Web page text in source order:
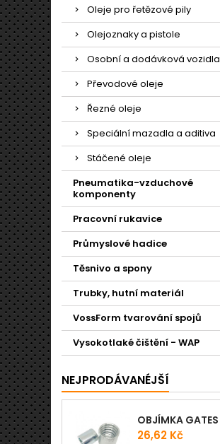
Oleje pro řetězové pily
Olejoznaky a pistole
Osobní a dodávková vozidla
Převodové oleje
Řezné oleje
Speciální mazadla a aditiva
Stáčené oleje
Pneumatika-vzduchové
komponenty
Pracovní rukavice
Průmyslové hadice
Těsnivo a spony
Trubky, hutní materiál
VossForm tvarování spojů
Vysokotlaké čištění - WAP
NEJPRODÁVANÉJŠÍ
Cena
26,62 Kč